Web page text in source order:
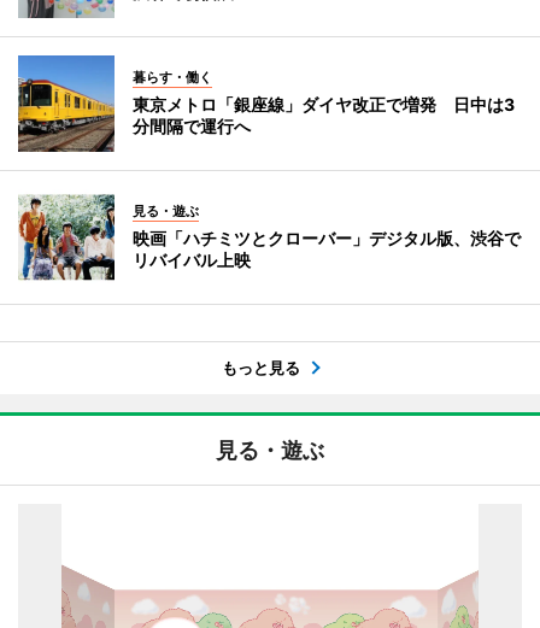
暮らす・働く
東京メトロ「銀座線」ダイヤ改正で増発 日中は3
分間隔で運行へ
見る・遊ぶ
映画「ハチミツとクローバー」デジタル版、渋谷で
リバイバル上映
もっと見る
見る・遊ぶ